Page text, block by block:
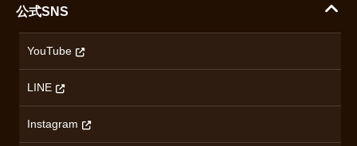
配送・送料について
ハラダの保証とアフターサービス
セイコー
カシオ
オリエントスター
沿革
特定商取引法に基づく表記
プライバシーポリシー
公式SNS
YouTube
LINE
Instagram